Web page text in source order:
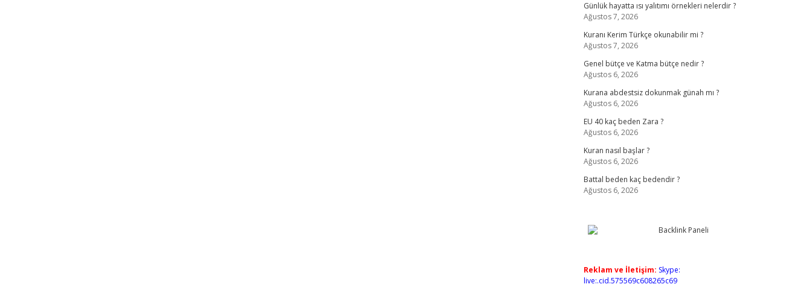
Günlük hayatta ısı yalıtımı örnekleri nelerdir ?
Ağustos 7, 2026
Kuranı Kerim Türkçe okunabilir mi ?
Ağustos 7, 2026
Genel bütçe ve Katma bütçe nedir ?
Ağustos 6, 2026
Kurana abdestsiz dokunmak günah mı ?
Ağustos 6, 2026
EU 40 kaç beden Zara ?
Ağustos 6, 2026
Kuran nasıl başlar ?
Ağustos 6, 2026
Battal beden kaç bedendir ?
Ağustos 6, 2026
Reklam ve İletişim: Skype:
live:.cid.575569c608265c69